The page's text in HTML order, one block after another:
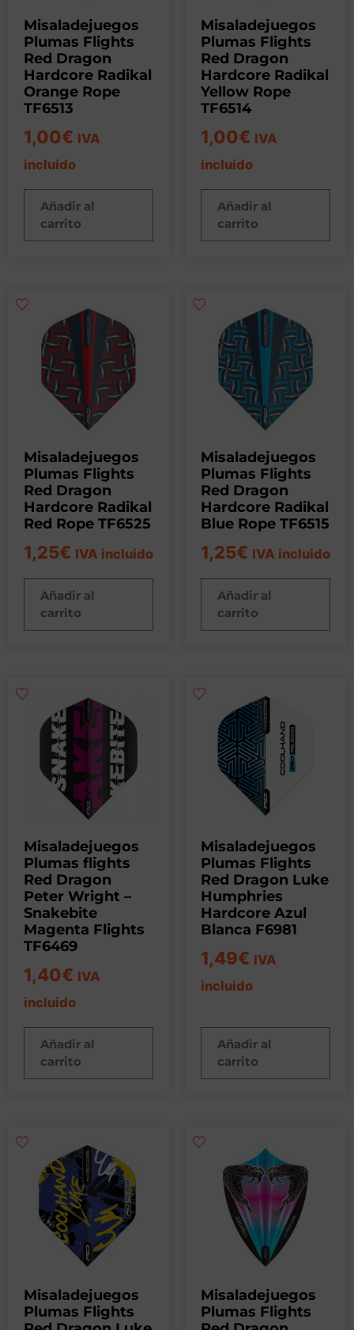
Misaladejuegos
Plumas Flights
Red Dragon
Hardcore Radikal
Orange Rope
TF6513
1,00€ IVA
incluido
Añadir al
carrito
Misaladejuegos
Plumas Flights
Red Dragon
Hardcore Radikal
Yellow Rope
TF6514
1,00€ IVA
incluido
Añadir al
carrito
Misaladejuegos
Plumas Flights
Red Dragon
Hardcore Radikal
Red Rope TF6525
1,25€ IVA incluido
Añadir al
carrito
Misaladejuegos
Plumas Flights
Red Dragon
Hardcore Radikal
Blue Rope TF6515
1,25€ IVA incluido
Añadir al
carrito
Misaladejuegos
Plumas flights
Red Dragon
Peter Wright –
Snakebite
Magenta Flights
TF6469
1,40€ IVA
incluido
Añadir al
carrito
Misaladejuegos
Plumas Flights
Red Dragon Luke
Humphries
Hardcore Azul
Blanca F6981
1,49€ IVA
incluido
Añadir al
carrito
Misaladejuegos
Plumas Flights
Misaladejuegos
Plumas Flights